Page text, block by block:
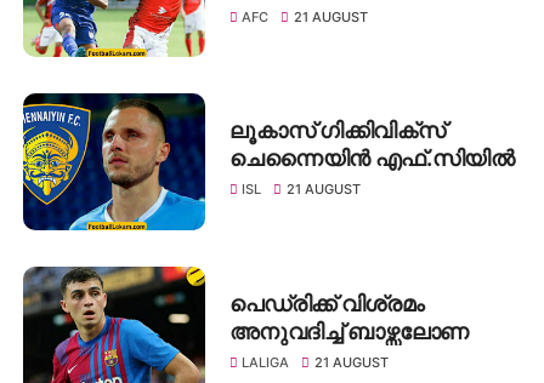
AFC 21 AUGUST
ലൂകാസ് ഗിക്കിവിക്സ്
ചെന്നൈയിൻ എഫ്.സിയിൽ
ISL 21 AUGUST
പെഡ്രിക്ക്‌ വിശ്രമം
അനുവദിച്ച് ബാഴ്സലോണ
LALIGA 21 AUGUST